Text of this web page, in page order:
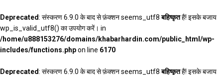
Deprecated: संस्करण 6.9.0 के बाद से फ़ंक्शन seems_utf8बहिष्कृतहै! इसके बजाय
wp_is_valid_utf8() का उपयोग करें। in
/home/u888153276/domains/khabarhardin.com/public_html/wp-
includes/functions.phpon line 6170
Deprecated: संस्करण 6.9.0 के बाद से फ़ंक्शन seems_utf8बहिष्कृतहै! इसके बजाय